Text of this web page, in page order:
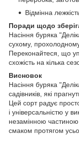
Відмінна
Поради щодо
Насіння буряка
сухому,
Переконайтеся, що
схожість на кілька
Висновок
Насіння буряка
садівників, які
Цей сорт радує
і універсальністю у
незамінною частиною
смаком протягом